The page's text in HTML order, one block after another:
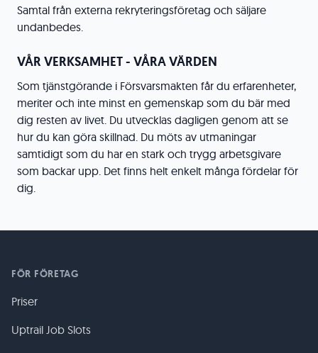
Samtal från externa rekryteringsföretag och säljare
undanbedes.
VÅR VERKSAMHET - VÅRA VÄRDEN
Som tjänstgörande i Försvarsmakten får du erfarenheter,
meriter och inte minst en gemenskap som du bär med
dig resten av livet. Du utvecklas dagligen genom att se
hur du kan göra skillnad. Du möts av utmaningar
samtidigt som du har en stark och trygg arbetsgivare
som backar upp. Det finns helt enkelt många fördelar för
dig.
FÖR FÖRETAG
Priser
Uptrail Job Slots